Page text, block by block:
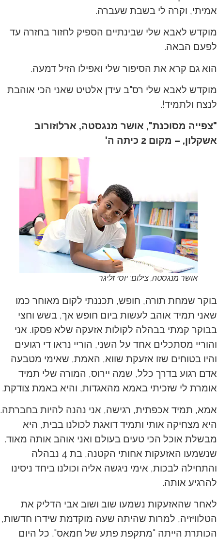
אמיתי, וקרה לי בשבת שעברה.
מוקדש לאבא שלי שבינתיים הספיק לחזור בחזרה עד
לפעם הבאה.
הוא גם קרא את הסיפור שלי ואפילו הזיל דמעה.
מוקדש לאבא שלי רס"ב עידן אלטיט שאני הכי אוהבת
לנצח ולתמיד!.
"צפייה מסוכנת", אושר מנגסטה, ארלוזורוב
אשקלון, – מקום 2 כיתה ה'
אושר מנגסטה, צילום: יוסי זליגר
בוקר שמחת תורה, חופש, תכננתי לקום מאוחר כמו
שאני תמיד אוהב לעשות ביום חופש אך, בשש וחצי
בבוקר קמתי בבהלה לקולות אזעקה שלא פסקו. אני
והוריי מסתכלים אחד על השני, הוריי נראו די רגועים
והיו בטוחים שזו אזעקת שווא, האמת, שאימי מטבעה
אדם רגוע בדרך כלל, שמה יירוס, המורה שלי תמיד
אומרת לי שזכיתי באמא מהאגדות, והיא באמת צודקת.
אמא, תמיד אכפתית, רגישה, אני נהנה להיות בחברתה.
היא מצחיקה אותי ותמיד דואגת לכולנו בבית, היא
מבשלת אוכל הכי טעים בעולם ואני אוהב אותה מאוד.
שנשמעו האזעקות אחותי הקטנה, בת 4 נבהלה
והתחילה לבכות, אימי ניגשה אליה וכולנו ביחד ניסינו
להרגיע אותה.
לאחר שהאזעקות נשמעו שוב ושוב אבי הדליק את
הטלוויזיה, למרות שהיתה שעה מוקדמת שידרו חדשות,
הכותרת הייתה "מתקפת פתע של חמאס". כל היום